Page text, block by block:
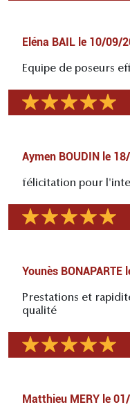
Eléna BAIL le 10/09/
Equipe de poseurs
Aymen BOUDIN le
félicitation pour
Younès BONAPARTE
Prestations et
qualité
Matthieu MERY le